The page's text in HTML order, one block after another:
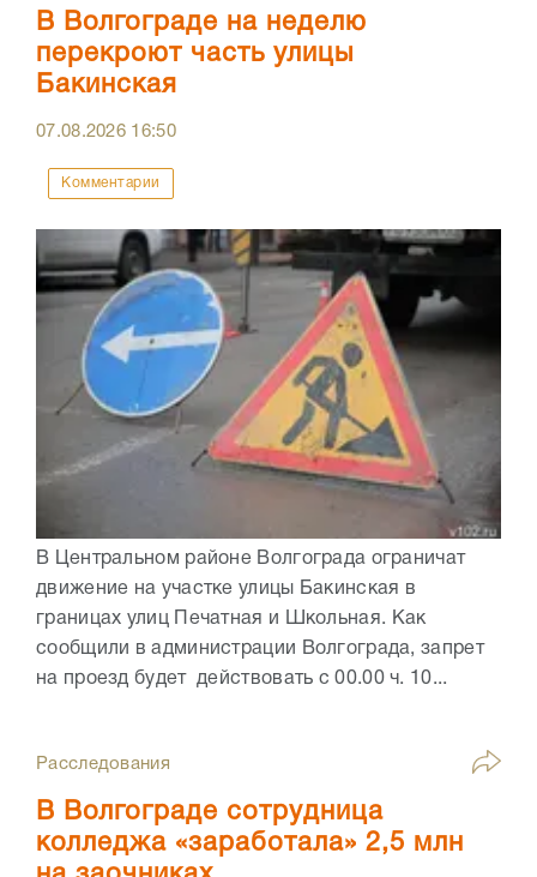
В Волгограде на неделю
перекроют часть улицы
Бакинская
07.08.2026 16:50
Комментарии
В Центральном районе Волгограда ограничат
движение на участке улицы Бакинская в
границах улиц Печатная и Школьная. Как
сообщили в администрации Волгограда, запрет
на проезд будет действовать с 00.00 ч. 10...
Расследования
В Волгограде сотрудница
колледжа «заработала» 2,5 млн